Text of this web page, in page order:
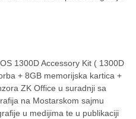
1300D Accessory Kit ( 1300D
+ 8GB memorijska kartica +
ZK Office u suradnji sa
na Mostarskom sajmu
u medijima te u publikaciji